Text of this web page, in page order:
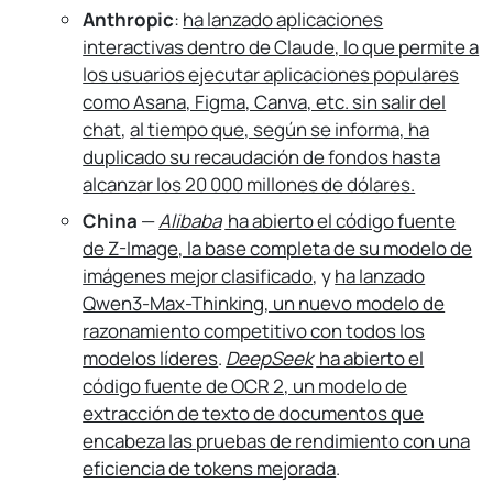
Anthropic: ha lanzado aplicaciones
interactivas dentro de Claude, lo que permite a
los usuarios ejecutar aplicaciones populares
como Asana, Figma, Canva, etc. sin salir del
chat,al tiempo que, según se informa, ha
duplicado su recaudación de fondos hasta
alcanzar los 20 000 millones de dólares.
China —Alibaba ha abierto el código fuente
de Z-Image, la base completa de su modelo de
imágenes mejor clasificado, yha lanzado
Qwen3-Max-Thinking, un nuevo modelo de
razonamiento competitivo con todos los
modelos líderes. DeepSeek ha abierto el
código fuente de OCR 2, un modelo de
extracción de texto de documentos que
encabeza las pruebas de rendimiento con una
eficiencia de tokens mejorada.